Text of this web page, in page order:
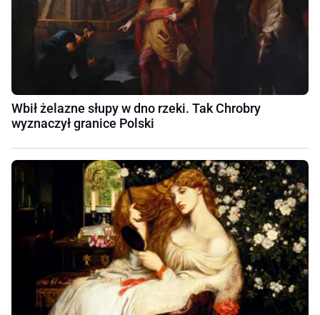
Wbił żelazne słupy w dno rzeki. Tak Chrobry
wyznaczył granice Polski